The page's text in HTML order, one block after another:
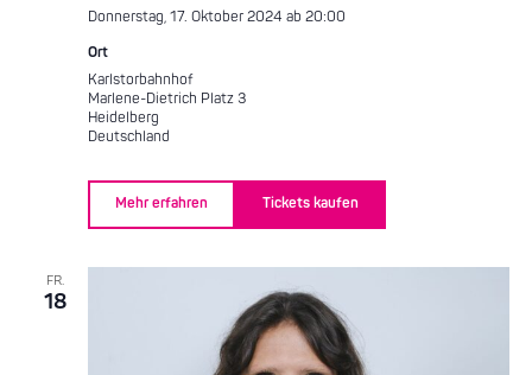
Donnerstag, 17. Oktober 2024 ab 20:00
Ort
Karlstorbahnhof
Marlene-Dietrich Platz 3
Heidelberg
Deutschland
Mehr erfahren Tickets kaufen
FR.
18